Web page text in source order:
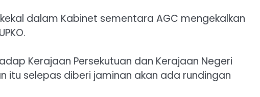
dalam Kabinet sementara AGC mengekalkan
Kerajaan Persekutuan dan Kerajaan Negeri
itu selepas diberi jaminan akan ada rundingan